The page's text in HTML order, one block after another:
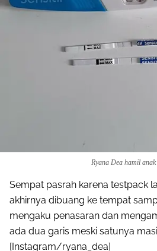
Ryana Dea hamil
Sempat pasrah karena testpack
akhirnya dibuang ke tempat
mengaku penasaran dan
ada dua garis meski satunya
[Instagram/ryana_dea]